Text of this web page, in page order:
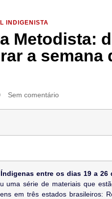
INDIGENISTA
Metodista:
a semana
Sem comentário
entre os dias 19 a 26
uma série de materiais que
em três estados brasileiros: